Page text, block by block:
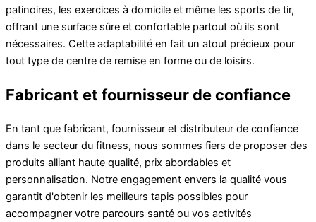
patinoires, les exercices à domicile et même les sports de tir,
offrant une surface sûre et confortable partout où ils sont
nécessaires. Cette adaptabilité en fait un atout précieux pour
tout type de centre de remise en forme ou de loisirs.
Fabricant et fournisseur de confiance
En tant que fabricant, fournisseur et distributeur de confiance
dans le secteur du fitness, nous sommes fiers de proposer des
produits alliant haute qualité, prix abordables et
personnalisation. Notre engagement envers la qualité vous
garantit d'obtenir les meilleurs tapis possibles pour
accompagner votre parcours santé ou vos activités